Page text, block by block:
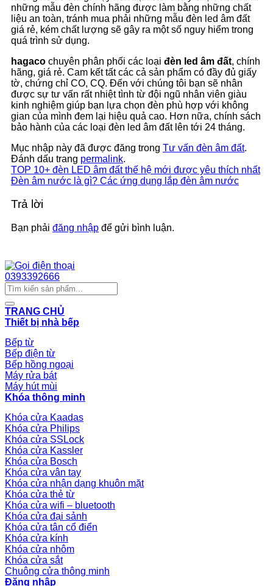
những mẫu đèn chính hãng được làm bằng những chất
liệu an toàn, tránh mua phải những mẫu đèn led âm đất
giá rẻ, kém chất lượng sẽ gây ra một số nguy hiểm trong
quá trình sử dụng.
hagaco chuyên phân phối các loại đèn led âm đất, chính
hãng, giá rẻ. Cam kết tất các cả sản phẩm có đầy đủ giấy
tờ, chứng chỉ CO, CQ. Đến với chúng tôi bạn sẽ nhân
được sự tư vấn rất nhiệt tình từ đội ngũ nhân viên giàu
kinh nghiệm giúp bạn lựa chọn đèn phù hợp với không
gian của mình đem lại hiệu quả cao. Hơn nữa, chính sách
bảo hành của các loại đèn led âm đất lên tới 24 tháng.
Mục nhập này đã được đăng trong Tư vấn đèn âm đất.
Đánh dấu trang permalink.
TOP 10+ đèn LED âm đất thế hệ mới được yêu thích nhất
Đèn âm nước là gì? Các ứng dụng lắp đèn âm nước
Trả lời
Bạn phải đăng nhập để gửi bình luận.
0393392666
Tìm
kiếm:
TRANG CHỦ
Thiết bị nhà bếp
Bếp từ
Bếp điện từ
Bếp hồng ngoại
Máy rửa bát
Máy hút mùi
Khóa thông minh
Khóa cửa Kaadas
Khóa cửa Philips
Khóa cửa SSLock
Khóa cửa Kassler
Khóa cửa Bosch
Khóa cửa vân tay
Khóa cửa nhận dạng khuôn mặt
Khóa cửa thẻ từ
Khóa cửa wifi – bluetooth
Khóa cửa đại sảnh
Khóa cửa tân cổ điển
Khóa cửa kính
Khóa cửa nhôm
Khóa cửa sắt
Chuông cửa thông minh
Đăng nhập